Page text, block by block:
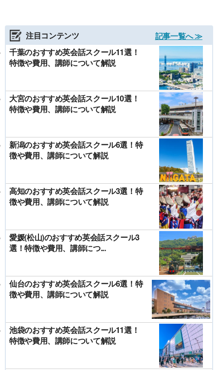
注目コンテンツ
記事一覧へ ≫
千葉のおすすめ英会話スクール11選！
特徴や費用、講師について解説
大宮のおすすめ英会話スクール10選！
特徴や費用、講師について解説
新潟のおすすめ英会話スクール6選！特
徴や費用、講師について解説
高知のおすすめ英会話スクール3選！特
徴や費用、講師について解説
愛媛(松山)のおすすめ英会話スクール3
選！特徴や費用、講師につ...
仙台のおすすめ英会話スクール6選！特
徴や費用、講師について解説
池袋のおすすめ英会話スクール11選！
特徴や費用、講師について解説